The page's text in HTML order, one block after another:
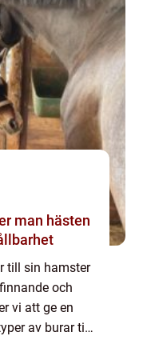
till sin hamster
och
vi att ge en
av burar till